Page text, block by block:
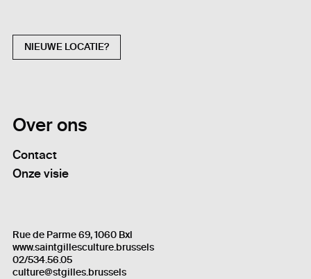
NIEUWE LOCATIE?
Over ons
Contact
Onze visie
Rue de Parme 69, 1060 Bxl
www.saintgillesculture.brussels
02/534.56.05
culture@stgilles.brussels